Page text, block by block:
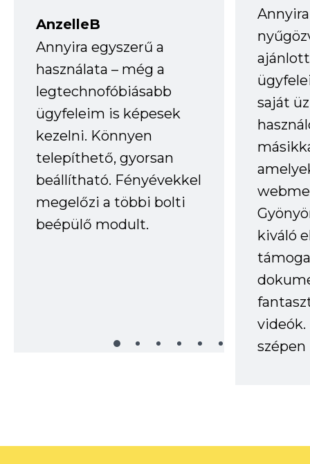
AnzelleB
Annyira egyszerű a
használata – még a
legtechnofóbiásabb
ügyfeleim is képesek
kezelni. Könnyen
telepíthető, gyorsan
beállítható. Fényévekkel
megelőzi a többi bolti
beépülő modult.
saját
kiváló
videók.